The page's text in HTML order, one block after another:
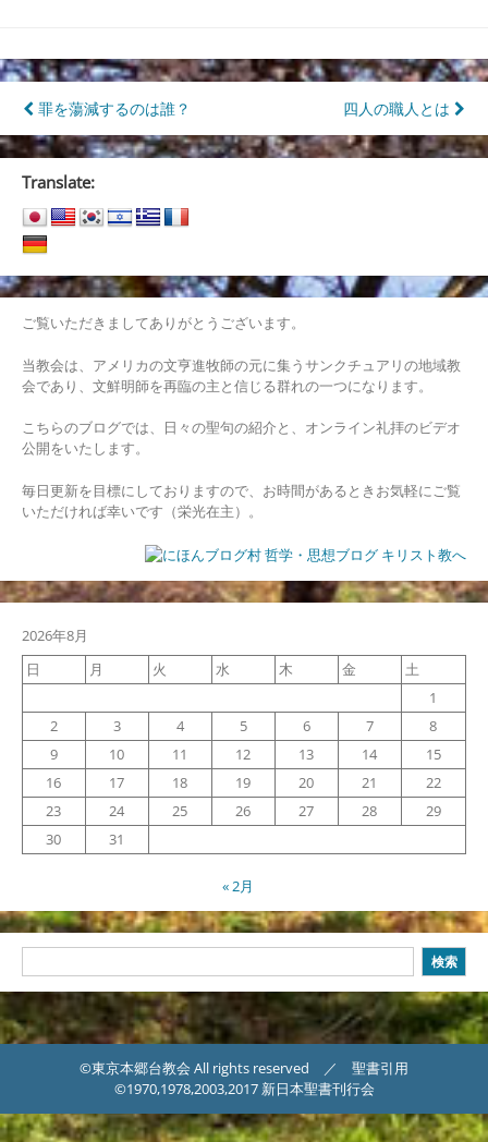
投
稿
ナ
ビ
ゲ
ー
シ
ョ
ン
罪を蕩減するのは誰？ 四人の職人とは
Translate:
ご覧いただきましてありがとうございます。
当教会は、アメリカの文亨進牧師の元に集うサンクチュアリの地域教
会であり、文鮮明師を再臨の主と信じる群れの一つになります。
こちらのブログでは、日々の聖句の紹介と、オンライン礼拝のビデオ
公開をいたします。
毎日更新を目標にしておりますので、お時間があるときお気軽にご覧
いただければ幸いです（栄光在主）。
2026年8月
日
月 火 水 木 金
土
1
2
3 4 5 6 7
8
9
10 11 12 13 14
15
16
17 18 19 20 21
22
23
24 25 26 27 28
29
30
31
« 2月
索
検索
©東京本郷台教会 All rights reserved ／ 聖書引用
©1970,1978,2003,2017 新日本聖書刊行会